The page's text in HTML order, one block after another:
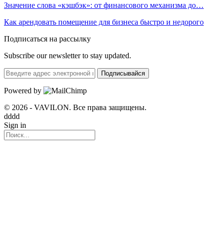
Значение слова «кэшбэк»: от финансового механизма до…
Как арендовать помещение для бизнеса быстро и недорого
Подписаться на рассылку
Subscribe our newsletter to stay updated.
Подписывайся
Powered by
© 2026 - VAVILON. Все права защищены.
dddd
Sign in